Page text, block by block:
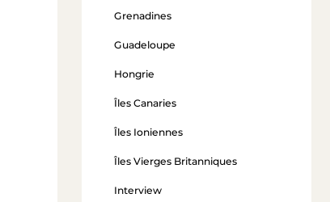
Grenadines
Guadeloupe
Hongrie
Îles Canaries
Îles Ioniennes
Îles Vierges Britanniques
Interview